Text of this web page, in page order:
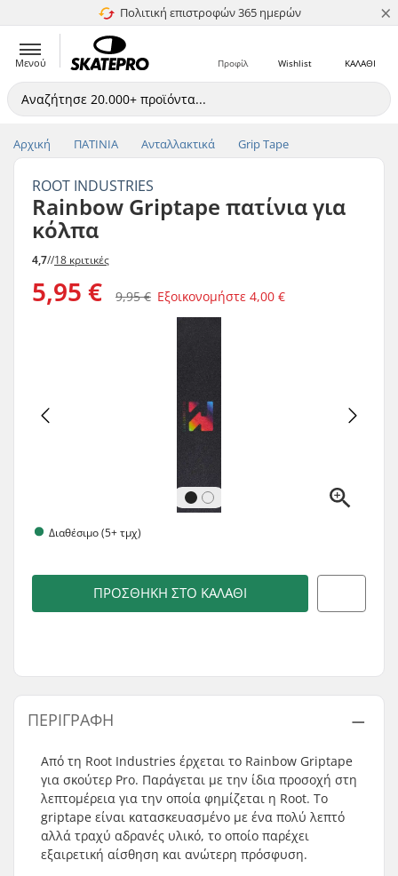
Πολιτική επιστροφών 365 ημερών
4.8 στα 5 ×
Μενού ΚΑΛΑΘΙ
Wishlist
Προφίλ
Αρχική ΠΑΤΙΝΙΑ Ανταλλακτικά Grip Tape
ROOT INDUSTRIES
Rainbow Griptape πατίνια για
κόλπα
4,7//18 κριτικές
5,95 € 9,95 € Εξοικονομήστε 4,00 €
Διαθέσιμο (5+ τμχ)
ΠΡΟΣΘΉΚΗ ΣΤΟ ΚΑΛΆΘΙ
ΠΕΡΙΓΡΑΦΉ
Από τη Root Industries έρχεται το Rainbow Griptape
για σκούτερ Pro. Παράγεται με την ίδια προσοχή στη
λεπτομέρεια για την οποία φημίζεται η Root. Το
griptape είναι κατασκευασμένο με ένα πολύ λεπτό
αλλά τραχύ αδρανές υλικό, το οποίο παρέχει
εξαιρετική αίσθηση και ανώτερη πρόσφυση.